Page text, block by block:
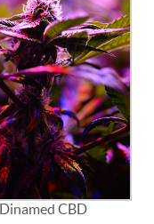
Dinamed CBD